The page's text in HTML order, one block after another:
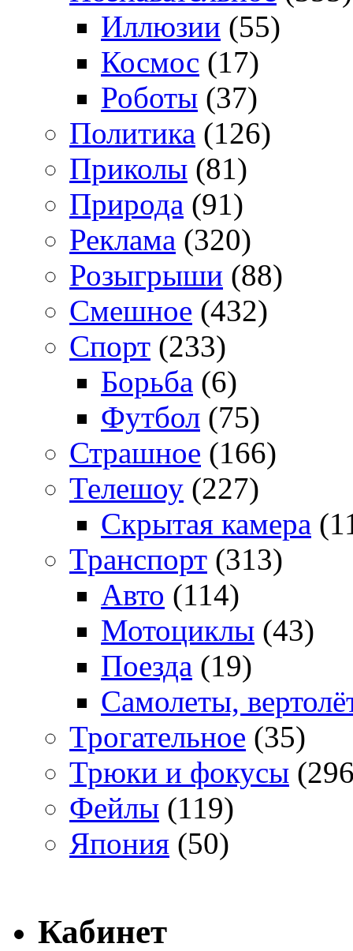
Иллюзии (55)
Космос (17)
Роботы (37)
Политика (126)
Приколы (81)
Природа (91)
Реклама (320)
Розыгрыши (88)
Смешное (432)
Спорт (233)
Борьба (6)
Футбол (75)
Страшное (166)
Телешоу (227)
Скрытая камера
Транспорт (313)
Авто (114)
Мотоциклы (43)
Поезда (19)
Самолеты,
Трогательное (35)
Трюки и фокусы
Фейлы (119)
Япония (50)
Кабинет